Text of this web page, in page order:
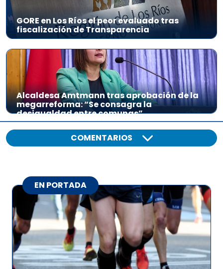
GORE en Los Ríos el peor evaluado tras
fiscalización de Transparencia
Alcaldesa Amtmann tras aprobación de la
megarreforma: “Se consagra la
desigualdad entre comunas”
COMENTARIOS
EN PORTADA